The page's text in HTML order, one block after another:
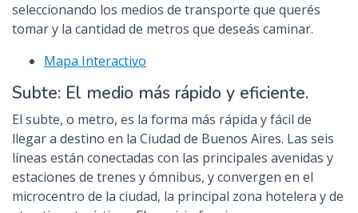
seleccionando los medios de transporte que querés
tomar y la cantidad de metros que deseás caminar.
Mapa Interactivo
Subte: El medio más rápido y eficiente.
El subte, o metro, es la forma más rápida y fácil de
llegar a destino en la Ciudad de Buenos Aires. Las seis
líneas están conectadas con las principales avenidas y
estaciones de trenes y ómnibus, y convergen en el
microcentro de la ciudad, la principal zona hotelera y de